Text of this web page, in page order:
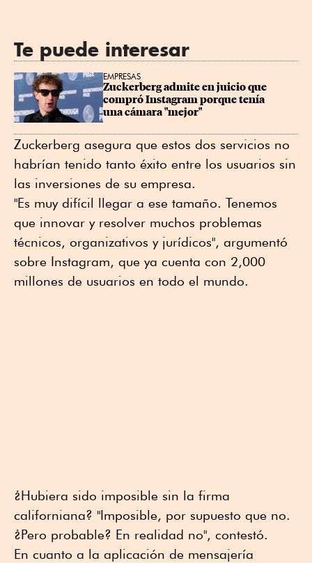
Te puede interesar
EMPRESAS
Zuckerberg admite en juicio que
compró Instagram porque tenía
una cámara "mejor"
Zuckerberg asegura que estos dos servicios no
habrían tenido tanto éxito entre los usuarios sin
las inversiones de su empresa.
"Es muy difícil llegar a ese tamaño. Tenemos
que innovar y resolver muchos problemas
técnicos, organizativos y jurídicos", argumentó
sobre Instagram, que ya cuenta con 2,000
millones de usuarios en todo el mundo.
¿Hubiera sido imposible sin la firma
californiana? "Imposible, por supuesto que no.
¿Pero probable? En realidad no", contestó.
En cuanto a la aplicación de mensajería